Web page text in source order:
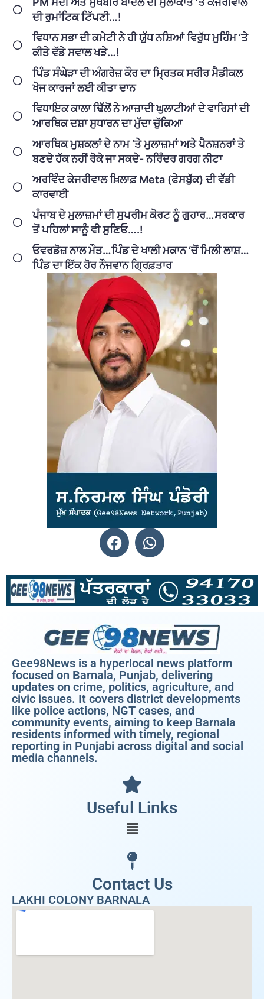
ਦੀ ਰੁਮਾਂਟਿਕ ਟਿੱਪਣੀ…!
ਵਿਧਾਨ ਸਭਾ ਦੀ ਕਮੇਟੀ ਨੇ ਹੀ ਯੁੱਧ ਨਸ਼ਿਆਂ ਵਿਰੁੱਧ ਮੁਹਿੰਮ ‘ਤੇ
ਕੀਤੇ ਵੱਡੇ ਸਵਾਲ ਖੜੇ…!
ਪਿੰਡ ਸੰਘੇੜਾ ਦੀ ਅੰਗਰੇਜ਼ ਕੌਰ ਦਾ ਮ੍ਰਿਤਕ ਸਰੀਰ ਮੈਡੀਕਲ
ਖੋਜ ਕਾਰਜਾਂ ਲਈ ਕੀਤਾ ਦਾਨ
ਵਿਧਾਇਕ ਕਾਲਾ ਢਿੱਲੋਂ ਨੇ ਆਜ਼ਾਦੀ ਘੁਲਾਟੀਆਂ ਦੇ ਵਾਰਿਸਾਂ ਦੀ
ਆਰਥਿਕ ਦਸ਼ਾ ਸੁਧਾਰਨ ਦਾ ਮੁੱਦਾ ਚੁੱਕਿਆ
ਆਰਥਿਕ ਮੁਸ਼ਕਲਾਂ ਦੇ ਨਾਮ ‘ਤੇ ਮੁਲਾਜ਼ਮਾਂ ਅਤੇ ਪੈਨਸ਼ਨਰਾਂ ਤੇ
ਬਣਦੇ ਹੱਕ ਨਹੀਂ ਰੋਕੇ ਜਾ ਸਕਦੇ- ਨਰਿੰਦਰ ਗਰਗ ਨੀਟਾ
ਅਰਵਿੰਦ ਕੇਜਰੀਵਾਲ ਖ਼ਿਲਾਫ਼ Meta (ਫੇਸਬੁੱਕ) ਦੀ ਵੱਡੀ
ਕਾਰਵਾਈ
ਪੰਜਾਬ ਦੇ ਮੁਲਾਜ਼ਮਾਂ ਦੀ ਸੁਪਰੀਮ ਕੋਰਟ ਨੂੰ ਗੁਹਾਰ…ਸਰਕਾਰ
ਤੋਂ ਪਹਿਲਾਂ ਸਾਨੂੰ ਵੀ ਸੁਣਿਓ….!
ਓਵਰਡੋਜ਼ ਨਾਲ ਮੌਤ…ਪਿੰਡ ਦੇ ਖਾਲੀ ਮਕਾਨ ‘ਚੋਂ ਮਿਲੀ ਲਾਸ਼…
ਪਿੰਡ ਦਾ ਇੱਕ ਹੋਰ ਨੌਜਵਾਨ ਗ੍ਰਿਫ਼ਤਾਰ
Gee98News is a hyperlocal news platform
focused on Barnala, Punjab, delivering
updates on crime, politics, agriculture, and
civic issues. It covers district developments
like police actions, NGT cases, and
community events, aiming to keep Barnala
residents informed with timely, regional
reporting in Punjabi across digital and social
media channels.
Useful Links
Contact Us
LAKHI COLONY BARNALA